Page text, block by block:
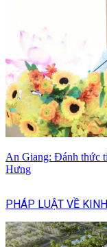
An Giang: Đánh thức
Hưng
PHÁP LUẬT VỀ